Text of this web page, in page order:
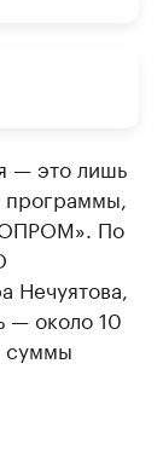
— это лишь
программы,
По
Нечуятова,
— около 10
суммы